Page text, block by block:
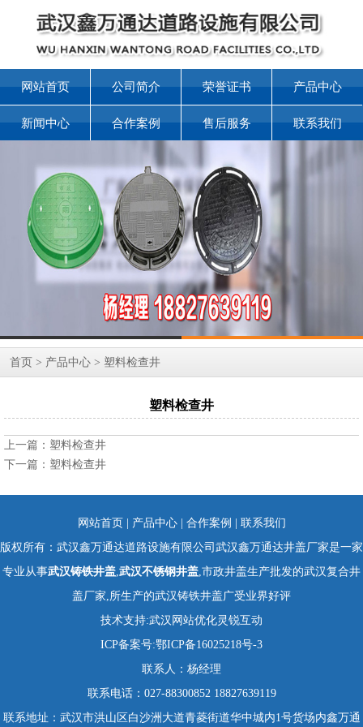
网站首页 公司简介 荣誉证书 产品中心
新闻中心 合作案例 售后服务 联系我们
首页 > 产品中心 > 塑料检查井
塑料检查井
上一篇： 塑料检查井
下一篇： 塑料检查井
网站首页 产品中心| 合作案例
联系我们
版权所有：武汉鑫万通达道路设施有限公司武汉鑫万通达井盖厂家是一家
专业从事武汉铸铁井盖,武汉不锈钢井盖,市政井盖生产批发的武汉复合井
盖厂家,所生产的武汉铸铁井盖广受业界好评
技术支持:武汉网站优化灵锐互动
ICP备案号:鄂ICP备16025218号-3
联系人：杨经理
联系电话：027-88300852 18827639119
联系地址：武汉市洪山区白沙洲大道青菱街道华中城内1号货场内鑫万通